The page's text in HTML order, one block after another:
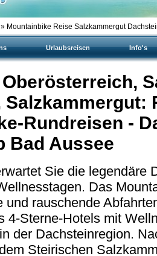
Mountainbike Reise Salzkammergut
Urlaubsreisen Info's
Salzkammergut:
Rundreisen -
Bad Aussee
Sie die legendäre
Das
und rauschende
4-Sterne-Hotels mit
der Dachsteinregion.
Steirischen